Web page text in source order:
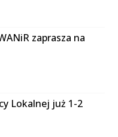
zaprasza na
Lokalnej już 1-2